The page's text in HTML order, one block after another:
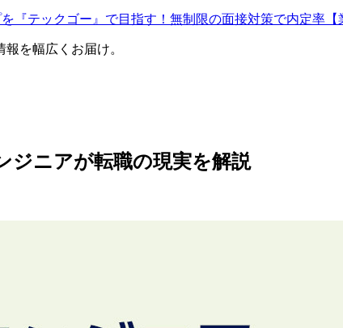
『テックゴー』で目指す！無制限の面接対策で内定率【
を幅広くお届け。
ジニアが転職の現実を解説